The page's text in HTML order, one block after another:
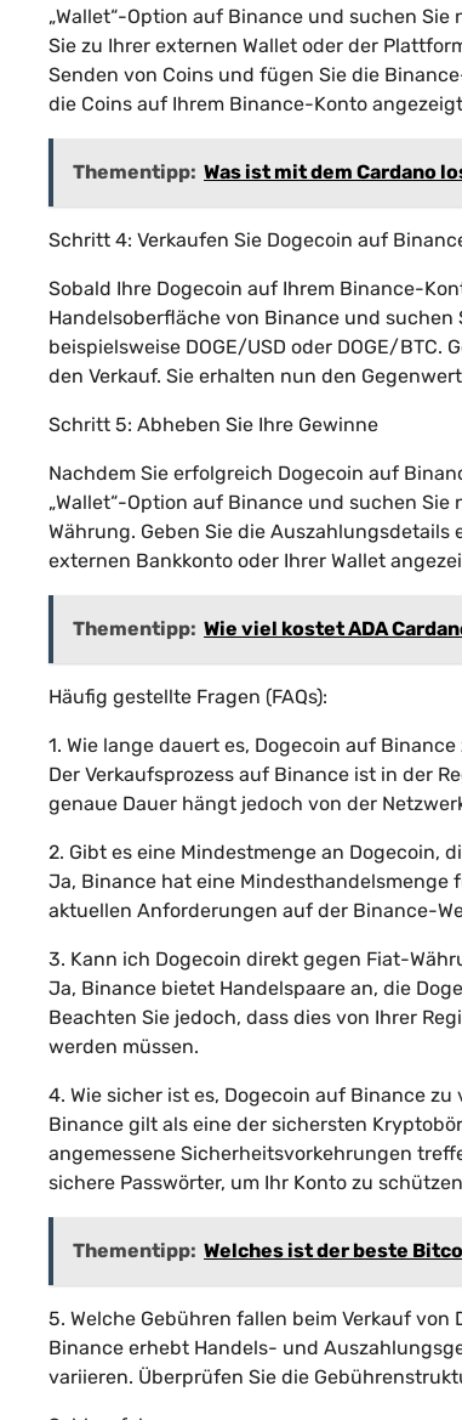
„Wallet“-Option auf Binance und suchen
Sie zu Ihrer externen Wallet oder der
Senden von Coins und fügen Sie die
die Coins auf Ihrem Binance-Konto
Thementipp: Was ist mit dem Cardano
Schritt 4: Verkaufen Sie Dogecoin auf
Sobald Ihre Dogecoin auf Ihrem Binance-
Handelsoberfläche von Binance und
beispielsweise DOGE/USD oder DOGE/
den Verkauf. Sie erhalten nun den
Schritt 5: Abheben Sie Ihre Gewinne
Nachdem Sie erfolgreich Dogecoin auf
„Wallet“-Option auf Binance und suchen
Währung. Geben Sie die
externen Bankkonto oder Ihrer Wallet
Thementipp: Wie viel kostet ADA
Häufig gestellte Fragen (FAQs):
1. Wie lange dauert es, Dogecoin auf
Der Verkaufsprozess auf Binance ist in der
genaue Dauer hängt jedoch von der
2. Gibt es eine Mindestmenge an Dogecoin,
Ja, Binance hat eine Mindesthandelsmenge
aktuellen Anforderungen auf der Binance-
3. Kann ich Dogecoin direkt gegen Fiat-
Ja, Binance bietet Handelspaare an, die
Beachten Sie jedoch, dass dies von Ihrer
werden müssen.
4. Wie sicher ist es, Dogecoin auf Binance zu
Binance gilt als eine der sichersten
angemessene Sicherheitsvorkehrungen
sichere Passwörter, um Ihr Konto zu
Thementipp: Welches ist der beste
5. Welche Gebühren fallen beim Verkauf von
Binance erhebt Handels- und
variieren. Überprüfen Sie die